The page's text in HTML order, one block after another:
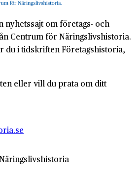
nyhetssajt om företags- och
Centrum för Näringslivshistoria.
du i tidskriften Företagshistoria,
eller vill du prata om ditt